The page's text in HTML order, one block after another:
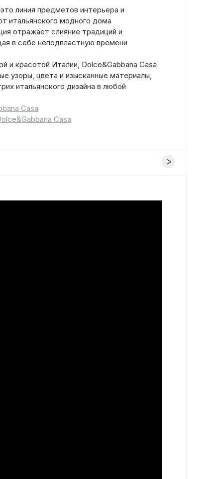
линия предметов интерьера и
итальянского модного дома
отражает слияние традиций и
в себе неподвластную времени
и красотой Италии, Dolce&Gabbana Casa
узоры, цвета и изысканные материалы,
итальянского дизайна в любой
Casa
Casa